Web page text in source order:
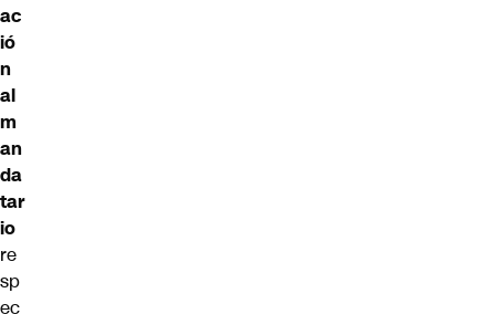
ac
ió
n
al
m
an
da
tar
io
re
sp
ec